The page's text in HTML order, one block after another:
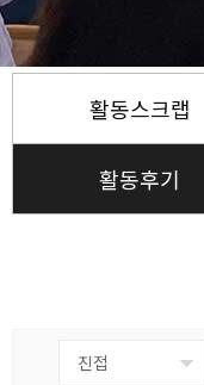
활동스크랩
활동후기